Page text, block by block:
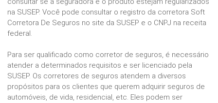
na SUSEP. Você pode consultar o registro da corretora Soft
Corretora De Seguros no site da SUSEP e o CNPJ na receita
federal.
Para ser qualificado como corretor de seguros, é necessário
atender a determinados requisitos e ser licenciado pela
SUSEP. Os corretores de seguros atendem a diversos
propósitos para os clientes que querem adquirir seguros de
automóveis, de vida, residencial, etc. Eles podem ser